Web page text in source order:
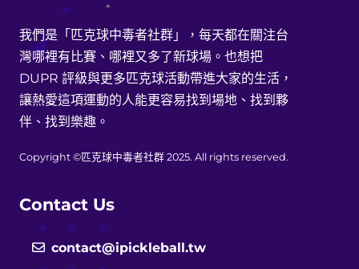
我們是「匹克球中毒者社群」，每天都在關注台
灣哪裡有比賽、哪裡又多了新球場。也想把
DUPR 評級與更多匹克球活動帶進大家的生活，
讓熱愛這項運動的人能更容易找到場地、找到夥
伴、找到樂趣。
Copyright ©匹克球中毒者社群 2025. All rights reserved.
Contact Us
contact@ipickleball.tw